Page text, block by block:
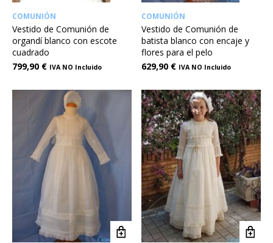
COMUNIÓN
Vestido de Comunión de
organdí blanco con escote
cuadrado
799,90 € IVA NO Incluido
COMUNIÓN
Vestido de Comunión de
batista blanco con encaje y
flores para el pelo
629,90 € IVA NO Incluido